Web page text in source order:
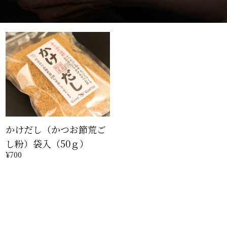
かけだし（かつお節荒ご
し粉）袋入（50ｇ）
¥700